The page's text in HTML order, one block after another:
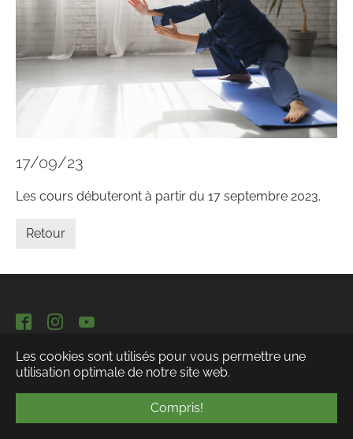
Les cookies sont utilisés pour vous permettre une
utilisation optimale de notre site web.
Compris!
17/09/23
Les cours débuteront à partir du 17 septembre 2023.
Retour